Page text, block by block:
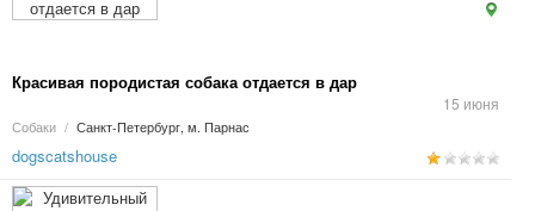
Красивая породистая собака отдается в дар
15 июня
Собаки / Санкт-Петербург, м. Парнас
dogscatshouse